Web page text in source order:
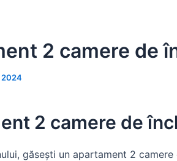
2 camere de
2024
2 camere de
găsești un apartament 2